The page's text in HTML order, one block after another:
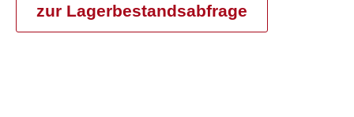
zur Lagerbestandsabfrage